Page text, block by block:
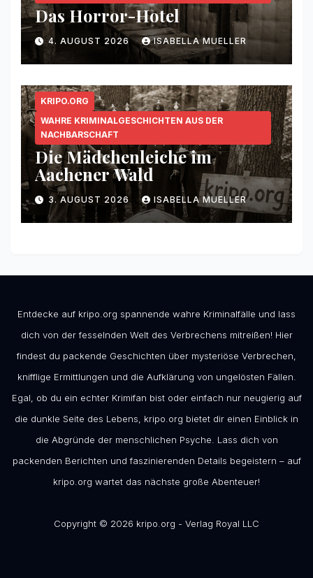
Das Horror-Hotel
4. AUGUST 2026 ISABELLA MUELLER
KRIPO.ORG
WAHRE KRIMINALGESCHICHTEN AUS DER
NACHBARSCHAFT
Die Mädchenleiche im
Aachener Wald
3. AUGUST 2026 ISABELLA MUELLER
Entdecke auf kripo.org spannende wahre Kriminalfälle und lass
dich von der fesselnden Welt des Verbrechens mitreißen! Hier
findest du packende Geschichten über mysteriöse Verbrechen,
knifflige Ermittlungen und die Aufklärung von ungelösten Fällen.
Egal, ob du ein echter Krimifan bist oder einfach nur neugierig auf
die dunkle Seite des Lebens, kripo.org bietet dir einen Einblick in
die Abgründe der menschlichen Psyche. Lass dich von
packenden Berichten und faszinierenden Details begeistern – auf
kripo.org wartet das nächste große Abenteuer!
Copyright © 2026 kripo.org - Verlag Royal LLC